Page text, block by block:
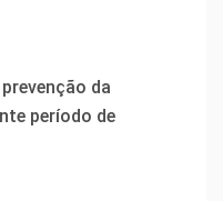
da
período de